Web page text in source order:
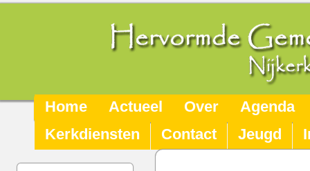
Home Actueel Over
Agenda
Kerkdiensten
Contact Jeugd